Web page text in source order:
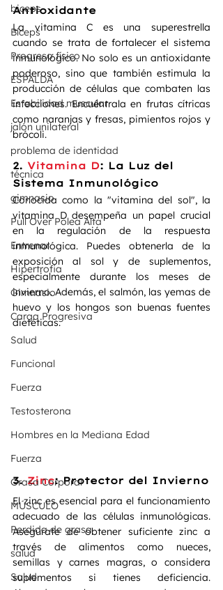
biceps
Bíceps
Progreso físico
ESPALDA
Estabilidad muscular
jalón unilateral
problema de identidad
técnica
gimnasio
Pull Over Polea Alta
Entrenar
Hipertrofia
Gimnasio
Carga Progresiva
Salud
Funcional
Fuerza
Testosterona
Hombres en la Mediana Edad
Fuerza
Grasa Corporal
MÚSCULO
Perdida de grasa
salud
Salud
Antioxidante
La vitamina C es una superestrella
cuando se trata de fortalecer el sistema
inmunológico. No solo es un antioxidante
poderoso, sino que también estimula la
producción de células que combaten las
infecciones. Encuéntrala en frutas cítricas
como naranjas y fresas, pimientos rojos y
brócoli.
2. Vitamina D: La Luz del
Sistema Inmunológico
Conocida como la "vitamina del sol", la
vitamina D desempeña un papel crucial
en la regulación de la respuesta
inmunológica. Puedes obtenerla de la
exposición al sol y de suplementos,
especialmente durante los meses de
invierno. Además, el salmón, las yemas de
huevo y los hongos son buenas fuentes
dietéticas.
3. Zinc: Protector del Invierno
El zinc es esencial para el funcionamiento
adecuado de las células inmunológicas.
Asegúrate de obtener suficiente zinc a
través de alimentos como nueces,
semillas y carnes magras, o considera
suplementos si tienes deficiencia.